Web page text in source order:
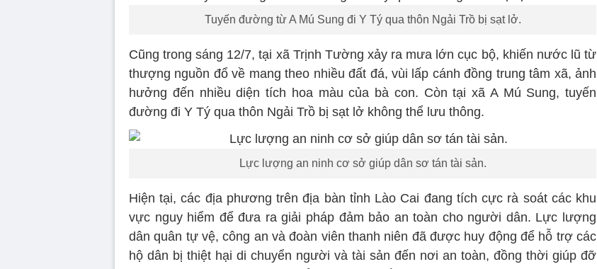
Tuyến đường từ A Mú Sung đi Y Tý qua thôn Ngải Trồ bị sạt lở.
Cũng trong sáng 12/7, tại xã Trịnh Tường xảy ra mưa lớn cục bộ, khiến nước lũ từ
thượng nguồn đổ về mang theo nhiều đất đá, vùi lấp cánh đồng trung tâm xã, ảnh
hưởng đến nhiều diện tích hoa màu của bà con. Còn tại xã A Mú Sung, tuyến
đường đi Y Tý qua thôn Ngải Trồ bị sạt lở không thể lưu thông.
Lực lượng an ninh cơ sở giúp dân sơ tán tài sản.
Hiện tại, các địa phương trên địa bàn tỉnh Lào Cai đang tích cực rà soát các khu
vực nguy hiểm để đưa ra giải pháp đảm bảo an toàn cho người dân. Lực lượng
dân quân tự vệ, công an và đoàn viên thanh niên đã được huy động để hỗ trợ các
hộ dân bị thiệt hại di chuyển người và tài sản đến nơi an toàn, đồng thời giúp đỡ